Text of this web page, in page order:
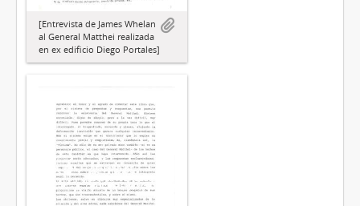
[Entrevista de James Whelan
al General Matthei realizada
en ex edificio Diego Portales]